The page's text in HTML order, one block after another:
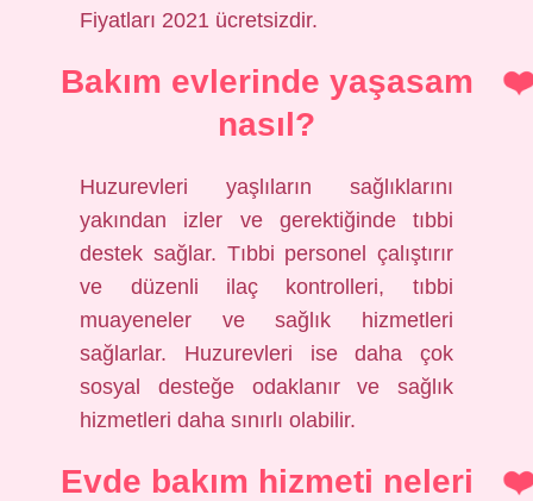
Fiyatları 2021 ücretsizdir.
Bakım evlerinde yaşasam
nasıl?
Huzurevleri yaşlıların sağlıklarını
yakından izler ve gerektiğinde tıbbi
destek sağlar. Tıbbi personel çalıştırır
ve düzenli ilaç kontrolleri, tıbbi
muayeneler ve sağlık hizmetleri
sağlarlar. Huzurevleri ise daha çok
sosyal desteğe odaklanır ve sağlık
hizmetleri daha sınırlı olabilir.
Evde bakım hizmeti neleri